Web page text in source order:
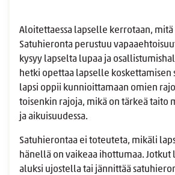
Aloitettaessa lapselle kerrotaan,
Satuhieronta perustuu
kysyy lapselta lupaa ja
hetki opettaa lapselle koskettamisen
lapsi oppii kunnioittamaan omien
toisenkin rajoja, mikä on tärkeä taito
ja aikuisuudessa.
Satuhierontaa ei toteuteta, mikäli
hänellä on vaikeaa ihottumaa. Jotkut
aluksi ujostella tai jännittää